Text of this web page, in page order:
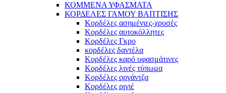
ΚΟΜΜΕΝΑ ΥΦΑΣΜΑΤΑ
ΚΟΡΔΕΛΕΣ ΓΑΜΟΥ ΒΑΠΤΙΣΗΣ
Κορδέλες ασημένιες-χρυσές
Κορδέλες αυτοκόλλητες
Κορδέλες Γκρο
κορδέλες δαντέλα
Κορδέλες καρό υφασμάτινες
Κορδέλες λινές τύπωμα
Κορδέλες οργάντζα
Κορδέλες ριγιέ